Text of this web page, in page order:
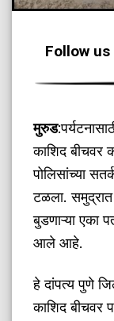
Follow
मुरुड
काशिद बीचवर
पोलिसांच्या
टळला. समुद्रात
बुडणाऱ्या एका
आले आहे.
हे दांपत्य पुणे
काशिद बीचवर